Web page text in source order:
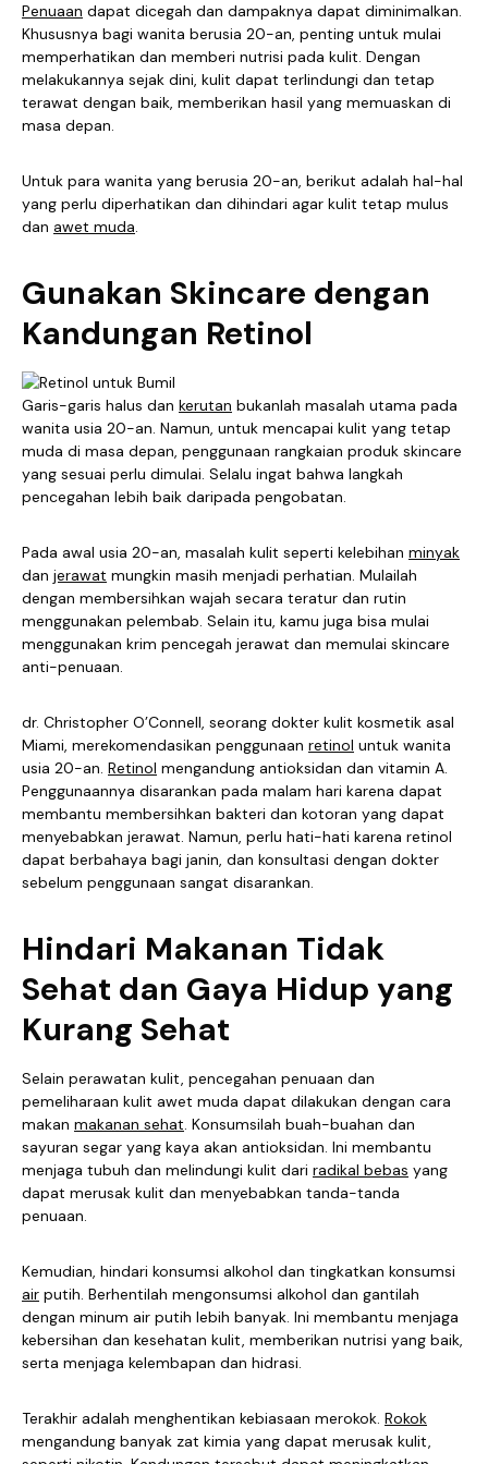
Penuaan dapat dicegah dan dampaknya dapat diminimalkan.
Khususnya bagi wanita berusia 20-an, penting untuk mulai
memperhatikan dan memberi nutrisi pada kulit. Dengan
melakukannya sejak dini, kulit dapat terlindungi dan tetap
terawat dengan baik, memberikan hasil yang memuaskan di
masa depan.
Untuk para wanita yang berusia 20-an, berikut adalah hal-hal
yang perlu diperhatikan dan dihindari agar kulit tetap mulus
dan awet muda.
Gunakan Skincare dengan
Kandungan Retinol
Garis-garis halus dan kerutan bukanlah masalah utama pada
wanita usia 20-an. Namun, untuk mencapai kulit yang tetap
muda di masa depan, penggunaan rangkaian produk skincare
yang sesuai perlu dimulai. Selalu ingat bahwa langkah
pencegahan lebih baik daripada pengobatan.
Pada awal usia 20-an, masalah kulit seperti kelebihan minyak
dan jerawat mungkin masih menjadi perhatian. Mulailah
dengan membersihkan wajah secara teratur dan rutin
menggunakan pelembab. Selain itu, kamu juga bisa mulai
menggunakan krim pencegah jerawat dan memulai skincare
anti-penuaan.
dr. Christopher O’Connell, seorang dokter kulit kosmetik asal
Miami, merekomendasikan penggunaan retinol untuk wanita
usia 20-an. Retinol mengandung antioksidan dan vitamin A.
Penggunaannya disarankan pada malam hari karena dapat
membantu membersihkan bakteri dan kotoran yang dapat
menyebabkan jerawat. Namun, perlu hati-hati karena retinol
dapat berbahaya bagi janin, dan konsultasi dengan dokter
sebelum penggunaan sangat disarankan.
Hindari Makanan Tidak
Sehat dan Gaya Hidup yang
Kurang Sehat
Selain perawatan kulit, pencegahan penuaan dan
pemeliharaan kulit awet muda dapat dilakukan dengan cara
makan makanan sehat. Konsumsilah buah-buahan dan
sayuran segar yang kaya akan antioksidan. Ini membantu
menjaga tubuh dan melindungi kulit dari radikal bebas yang
dapat merusak kulit dan menyebabkan tanda-tanda
penuaan.
Kemudian, hindari konsumsi alkohol dan tingkatkan konsumsi
air putih. Berhentilah mengonsumsi alkohol dan gantilah
dengan minum air putih lebih banyak. Ini membantu menjaga
kebersihan dan kesehatan kulit, memberikan nutrisi yang baik,
serta menjaga kelembapan dan hidrasi.
Terakhir adalah menghentikan kebiasaan merokok. Rokok
mengandung banyak zat kimia yang dapat merusak kulit,